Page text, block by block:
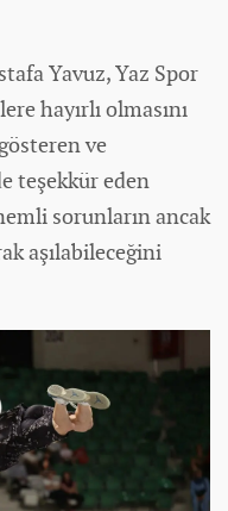
Yavuz, Yaz Spor
hayırlı olmasını
ve
teşekkür eden
sorunların ancak
aşılabileceğini